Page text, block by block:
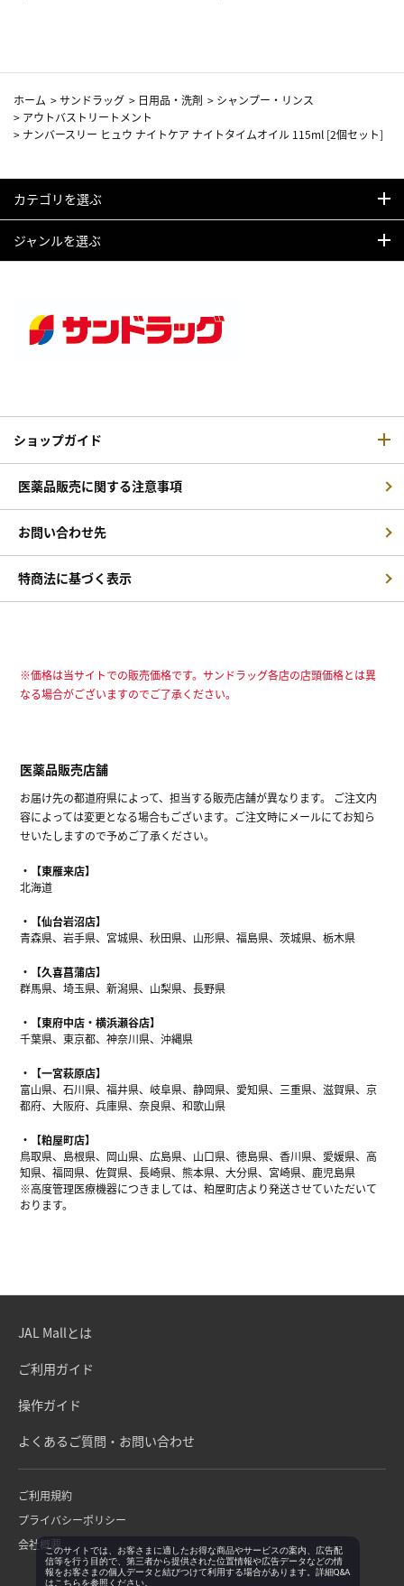
ホーム >サンドラッグ > 日用品・洗剤 > シャンプー・リンス
> アウトバストリートメント
> ナンバースリー ヒュウ ナイトケア ナイトタイムオイル 115ml [2個セット]
カテゴリを選ぶ
ジャンルを選ぶ
ショップガイド
医薬品販売に関する注意事項
お問い合わせ先
特商法に基づく表示
※価格は当サイトでの販売価格です。サンドラッグ各店の店頭価格とは異
なる場合がございますのでご了承ください。
医薬品販売店舗
お届け先の都道府県によって、担当する販売店舗が異なります。 ご注文内
容によっては変更となる場合もございます。ご注文時にメールにてお知ら
せいたしますので予めご了承ください。
【東雁来店】
北海道
【仙台岩沼店】
青森県、岩手県、宮城県、秋田県、山形県、福島県、茨城県、栃木県
【久喜菖蒲店】
群馬県、埼玉県、新潟県、山梨県、長野県
【東府中店・横浜瀬谷店】
千葉県、東京都、神奈川県、沖縄県
【一宮萩原店】
富山県、石川県、福井県、岐阜県、静岡県、愛知県、三重県、滋賀県、京
都府、大阪府、兵庫県、奈良県、和歌山県
【粕屋町店】
鳥取県、島根県、岡山県、広島県、山口県、徳島県、香川県、愛媛県、高
知県、福岡県、佐賀県、長崎県、熊本県、大分県、宮崎県、鹿児島県
※高度管理医療機器につきましては、粕屋町店より発送させていただいて
おります。
JAL Mallとは
ご利用ガイド
操作ガイド
よくあるご質問・お問い合わせ
ご利用規約
プライバシーポリシー
会社概要このサイトでは、お客さまに適したお得な商品やサービスの案内、広告配
信等を行う目的で、第三者から提供された位置情報や広告データなどの情
報をお客さまの個人データと結びつけて利用する場合があります。詳細Q&A
は こちらを参照ください。